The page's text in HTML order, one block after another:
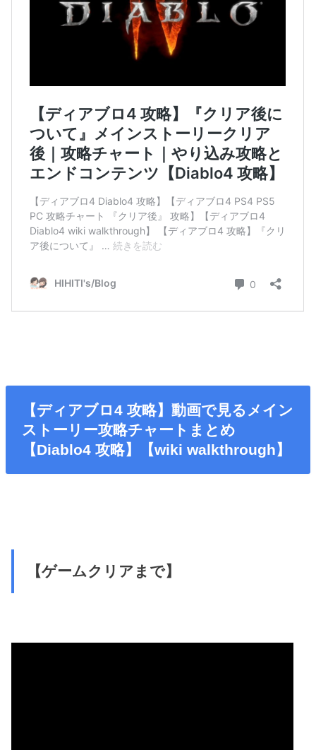
【ディアブロ4 攻略】動画で見るメイン
ストーリー攻略チャートまとめ
【Diablo4 攻略】【wiki walkthrough】
【ゲームクリアまで】